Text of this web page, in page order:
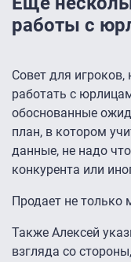
работы с
Совет для
работать с
обоснованные
план, в котором
данные, не надо
конкурента или
Продает не только
Также Алексей
взгляда со